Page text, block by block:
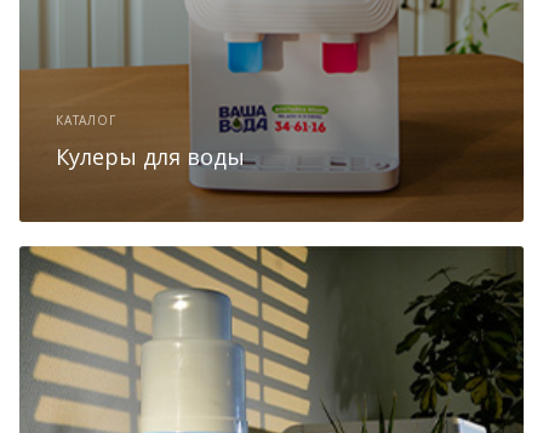
КАТАЛОГ
Кулеры для воды